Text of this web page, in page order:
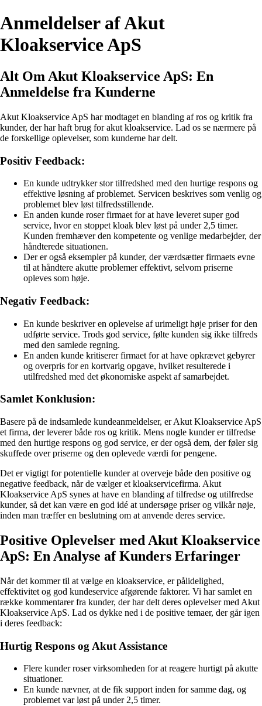
Anmeldelser af Akut
Kloakservice ApS
Alt Om Akut Kloakservice ApS: En
Anmeldelse fra Kunderne
Akut Kloakservice ApS har modtaget en blanding af ros og kritik fra
kunder, der har haft brug for akut kloakservice. Lad os se nærmere på
de forskellige oplevelser, som kunderne har delt.
Positiv Feedback:
En kunde udtrykker stor tilfredshed med den hurtige respons og
effektive løsning af problemet. Servicen beskrives som venlig og
problemet blev løst tilfredsstillende.
En anden kunde roser firmaet for at have leveret super god
service, hvor en stoppet kloak blev løst på under 2,5 timer.
Kunden fremhæver den kompetente og venlige medarbejder, der
håndterede situationen.
Der er også eksempler på kunder, der værdsætter firmaets evne
til at håndtere akutte problemer effektivt, selvom priserne
opleves som høje.
Negativ Feedback:
En kunde beskriver en oplevelse af urimeligt høje priser for den
udførte service. Trods god service, følte kunden sig ikke tilfreds
med den samlede regning.
En anden kunde kritiserer firmaet for at have opkrævet gebyrer
og overpris for en kortvarig opgave, hvilket resulterede i
utilfredshed med det økonomiske aspekt af samarbejdet.
Samlet Konklusion:
Basere på de indsamlede kundeanmeldelser, er Akut Kloakservice ApS
et firma, der leverer både ros og kritik. Mens nogle kunder er tilfredse
med den hurtige respons og god service, er der også dem, der føler sig
skuffede over priserne og den oplevede værdi for pengene.
Det er vigtigt for potentielle kunder at overveje både den positive og
negative feedback, når de vælger et kloakservicefirma. Akut
Kloakservice ApS synes at have en blanding af tilfredse og utilfredse
kunder, så det kan være en god idé at undersøge priser og vilkår nøje,
inden man træffer en beslutning om at anvende deres service.
Positive Oplevelser med Akut Kloakservice
ApS: En Analyse af Kunders Erfaringer
Når det kommer til at vælge en kloakservice, er pålidelighed,
effektivitet og god kundeservice afgørende faktorer. Vi har samlet en
række kommentarer fra kunder, der har delt deres oplevelser med Akut
Kloakservice ApS. Lad os dykke ned i de positive temaer, der går igen
i deres feedback:
Hurtig Respons og Akut Assistance
Flere kunder roser virksomheden for at reagere hurtigt på akutte
situationer.
En kunde nævner, at de fik support inden for samme dag, og
problemet var løst på under 2,5 timer.